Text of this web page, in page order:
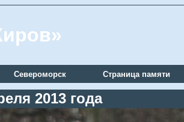
Североморск Страница памяти
2013 года